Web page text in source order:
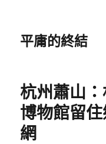
平庸的終結
杭州蕭山
博物館留
網